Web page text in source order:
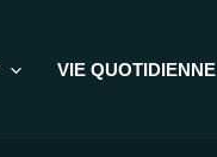
VIE QUOTIDIENNE